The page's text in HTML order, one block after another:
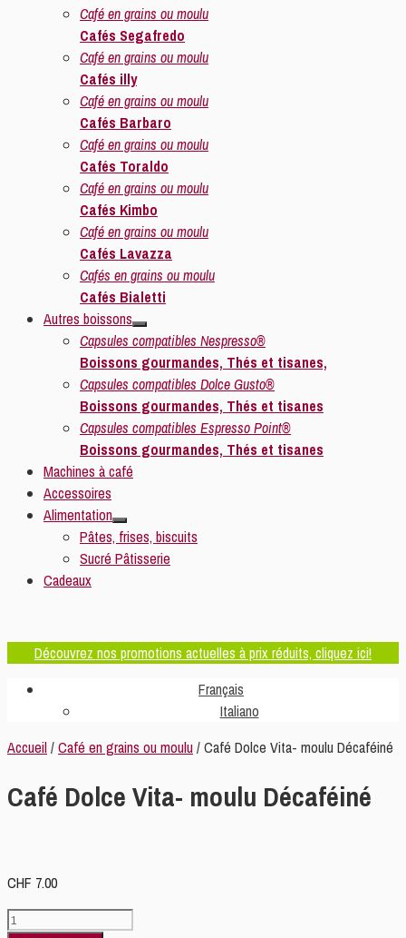
Café en grains ou moulu
Cafés Segafredo
Café en grains ou moulu
Cafés illy
Café en grains ou moulu
Cafés Barbaro
Café en grains ou moulu
Cafés Toraldo
Café en grains ou moulu
Cafés Kimbo
Café en grains ou moulu
Cafés Lavazza
Cafés en grains ou moulu
Cafés Bialetti
Autres boissons
Capsules compatibles Nespresso®
Boissons gourmandes, Thés et tisanes,
Capsules compatibles Dolce Gusto®
Boissons gourmandes, Thés et tisanes
Capsules compatibles Espresso Point®
Boissons gourmandes, Thés et tisanes
Machines à café
Accessoires
Alimentation
Pâtes, frises, biscuits
Sucré Pâtisserie
Cadeaux
Découvrez nos promotions actuelles à prix réduits, cliquez ici!
Français
Italiano
Accueil/Café en grains ou moulu/ Café Dolce Vita- moulu Décaféiné
Café Dolce Vita- moulu Décaféiné
CHF 7.00
quantité